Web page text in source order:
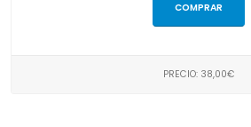
COMPRAR
PRECIO: 38,00€